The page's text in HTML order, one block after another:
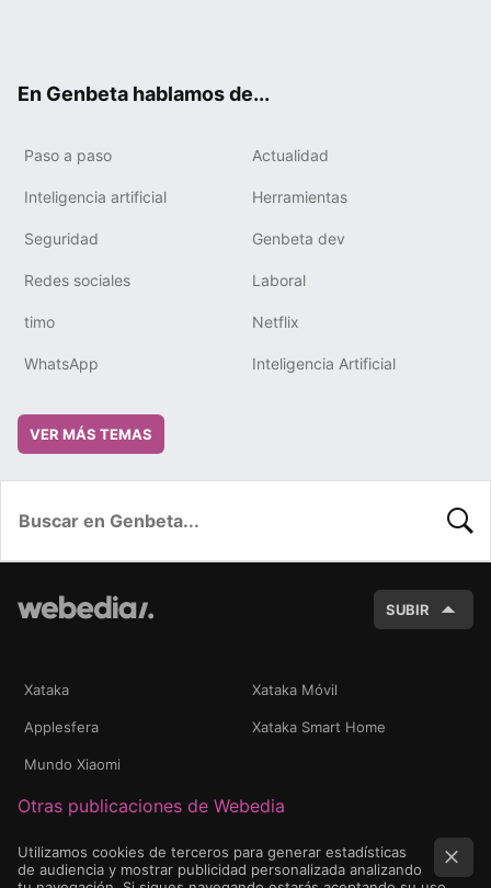
En Genbeta hablamos de...
Paso a paso Actualidad
Inteligencia artificial Herramientas
Seguridad Genbeta dev
Redes sociales Laboral
timo Netflix
WhatsApp Inteligencia Artificial
VER MÁS TEMAS
SUBIR
Xataka Xataka Móvil
Applesfera Xataka Smart Home
Mundo Xiaomi
Otras publicaciones de Webedia
Utilizamos cookies de terceros para generar estadísticas
de audiencia y mostrar publicidad personalizada analizando